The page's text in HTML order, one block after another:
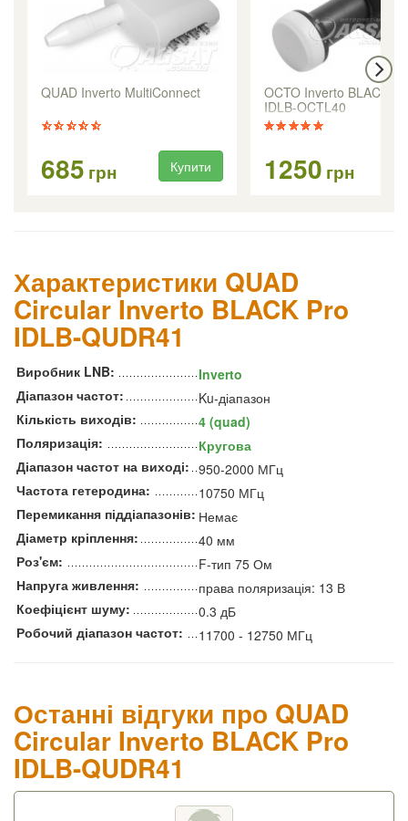
QUAD Inverto MultiConnect
685 грн Купити
OCTO Inverto BLACK
IDLB-OCTL40
1250 грн
Характеристики QUAD
Circular Inverto BLACK Pro
IDLB-QUDR41
Виробник LNB:
Inverto
Діапазон частот:
Ku-діапазон
Кількість виходів:
4 (quad)
Поляризація:
Кругова
Діапазон частот на виході: 950-2000 МГц
Частота гетеродина:
10750 МГц
Перемикання піддіапазонів: Немає
Діаметр кріплення:
40 мм
Роз'єм:
F-тип 75 Ом
Напруга живлення:
права поляризація: 13 В
Коефіцієнт шуму:
0.3 дБ
Робочий діапазон частот:
11700 - 12750 МГц
Останні відгуки про QUAD
Circular Inverto BLACK Pro
IDLB-QUDR41